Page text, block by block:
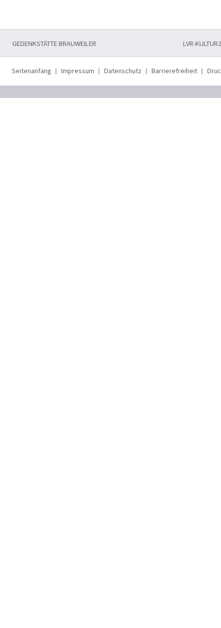
GEDENKSTÄTTE BRAUWEILER LVR-
Seitenanfang Impressum Datenschutz Barrierefreiheit